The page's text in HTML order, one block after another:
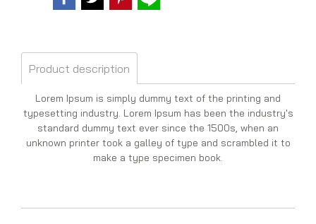
Product description
Lorem Ipsum is simply dummy text of the printing and
typesetting industry. Lorem Ipsum has been the industry's
standard dummy text ever since the 1500s, when an
unknown printer took a galley of type and scrambled it to
make a type specimen book.